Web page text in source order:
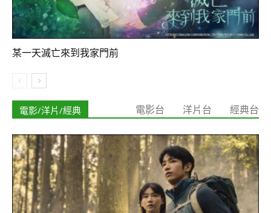
某一天滅亡來到我家門前
電影/洋片/經典 電影台 洋片台 經典台